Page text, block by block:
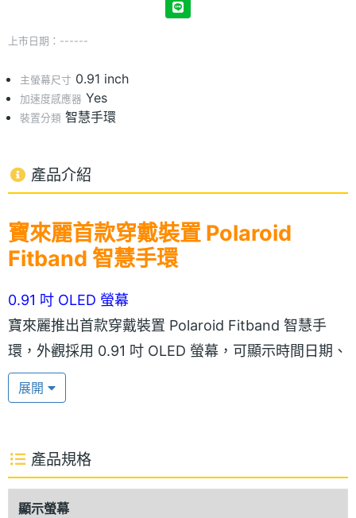
上市日期：------
主螢幕尺寸 0.91 inch
加速度感應器 Yes
裝置分類 智慧手環
產品介紹
寶來麗首款穿戴裝置 Polaroid
Fitband 智慧手環
0.91 吋 OLED 螢幕
寶來麗推出首款穿戴裝置 Polaroid Fitband 智慧手
環，外觀採用 0.91 吋 OLED 螢幕，可顯示時間日期、
電量、運動記錄、資訊天氣、未接來電等訊息。
Polaroid Fitband 智慧手環除了可與 Android 與 iOS
作業系統裝置搭配使用，也能透過藍牙功能與寶來麗
相機進行連結，方便用戶使用 Polaroid Fitband 智慧
展開
產品規格
顯示螢幕